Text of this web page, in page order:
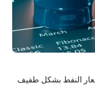
أسعار النفط بشكل طفيف